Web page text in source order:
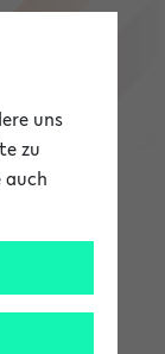
uns
zu
auch